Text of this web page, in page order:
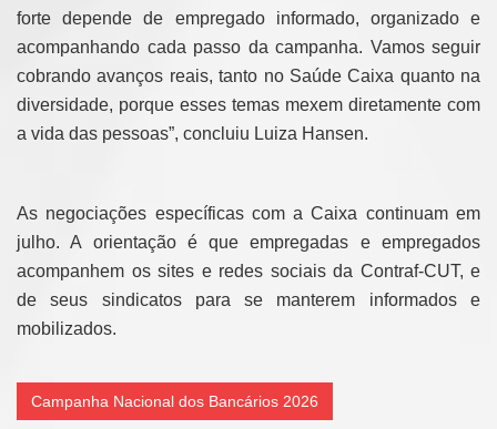
forte depende de empregado informado, organizado e
acompanhando cada passo da campanha. Vamos seguir
cobrando avanços reais, tanto no Saúde Caixa quanto na
diversidade, porque esses temas mexem diretamente com
a vida das pessoas”, concluiu Luiza Hansen.
As negociações específicas com a Caixa continuam em
julho. A orientação é que empregadas e empregados
acompanhem os sites e redes sociais da Contraf-CUT, e
de seus sindicatos para se manterem informados e
mobilizados.
Campanha Nacional dos Bancários 2026